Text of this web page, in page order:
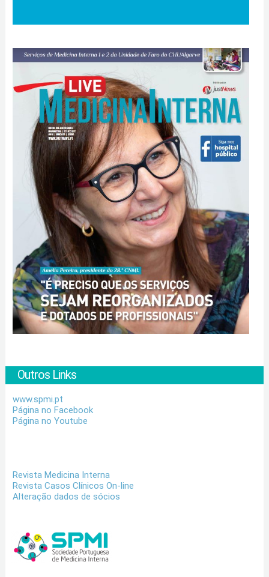
Outros Links
www.spmi.pt
Página no Facebook
Página no Youtube
Revista Medicina Interna
Revista Casos Clínicos On-line
Alteração dados de sócios